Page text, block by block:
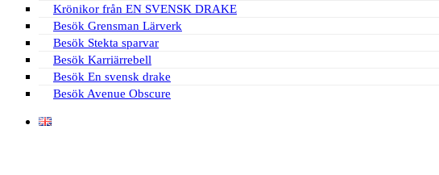
Krönikor från EN SVENSK DRAKE
Besök Grensman Lärverk
Besök Stekta sparvar
Besök Karriärrebell
Besök En svensk drake
Besök Avenue Obscure